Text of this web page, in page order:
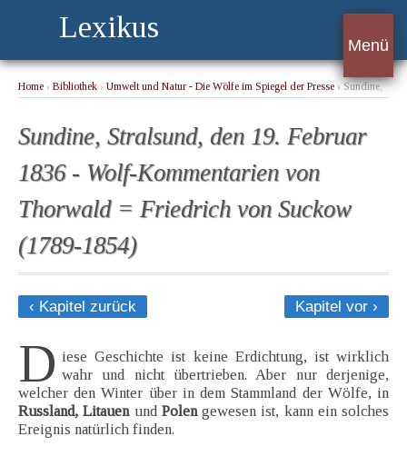
Lexikus
Menü
Home › Bibliothek › Umwelt und Natur - Die Wölfe im Spiegel der Presse › Sundine,
Sundine, Stralsund, den 19. Februar
1836 - Wolf-Kommentarien von
Thorwald = Friedrich von Suckow
(1789-1854)
‹ Kapitel zurück Kapitel vor ›
D iese Geschichte ist keine Erdichtung, ist wirklich
wahr und nicht übertrieben. Aber nur derjenige,
welcher den Winter über in dem Stammland der Wölfe, in
Russland, Litauenund Polengewesen ist, kann ein solches
Ereignis natürlich finden.